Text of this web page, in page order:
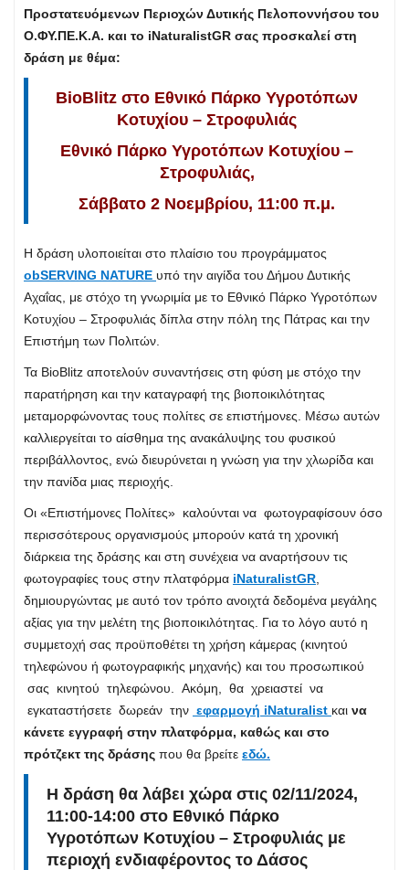
Προστατευόμενων Περιοχών Δυτικής Πελοποννήσου του
Ο.ΦΥ.ΠΕ.Κ.Α. και το iNaturalistGR σας προσκαλεί στη
δράση με θέμα:
BioBlitz στο Εθνικό Πάρκο Υγροτόπων
Κοτυχίου – Στροφυλιάς
Εθνικό Πάρκο Υγροτόπων Κοτυχίου –
Στροφυλιάς,
Σάββατο 2 Νοεμβρίου, 11:00 π.μ.
Η δράση υλοποιείται στο πλαίσιο του προγράμματος
obSERVING NATURE υπό την αιγίδα του Δήμου Δυτικής
Αχαΐας, με στόχο τη γνωριμία με το Εθνικό Πάρκο Υγροτόπων
Κοτυχίου – Στροφυλιάς δίπλα στην πόλη της Πάτρας και την
Επιστήμη των Πολιτών.
Τα BioBlitz αποτελούν συναντήσεις στη φύση με στόχο την
παρατήρηση και την καταγραφή της βιοποικιλότητας
μεταμορφώνοντας τους πολίτες σε επιστήμονες. Μέσω αυτών
καλλιεργείται το αίσθημα της ανακάλυψης του φυσικού
περιβάλλοντος, ενώ διευρύνεται η γνώση για την χλωρίδα και
την πανίδα μιας περιοχής.
Οι «Επιστήμονες Πολίτες» καλούνται να φωτογραφίσουν όσο
περισσότερους οργανισμούς μπορούν κατά τη χρονική
διάρκεια της δράσης και στη συνέχεια να αναρτήσουν τις
φωτογραφίες τους στην πλατφόρμα iNaturalistGR
δημιουργώντας με αυτό τον τρόπο ανοιχτά δεδομένα μεγάλης
αξίας για την μελέτη της βιοποικιλότητας. Για το λόγο αυτό η
συμμετοχή σας προϋποθέτει τη χρήση κάμερας (κινητού
τηλεφώνου ή φωτογραφικής μηχανής) και του προσωπικού
σας κινητού τηλεφώνου. Ακόμη, θα χρειαστεί να
εγκαταστήσετε δωρεάν την εφαρμογή iNaturalist και να
κάνετε εγγραφή στην πλατφόρμα, καθώς και στο
πρότζεκτ της δράσης που θα βρείτε εδώ.
Η δράση θα λάβει χώρα στις 02/11/2024,
11:00-14:00 στο Εθνικό Πάρκο
Υγροτόπων Κοτυχίου – Στροφυλιάς με
περιοχή ενδιαφέροντος το Δάσος